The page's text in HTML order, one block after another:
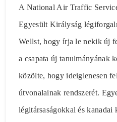
A National Air Traffic
Egyesült Királyság
Wellst, hogy írja le nekik új
a csapata új tanulmányának
közölte, hogy ideiglenesen
útvonalainak rendszerét.
légitársaságokkal és